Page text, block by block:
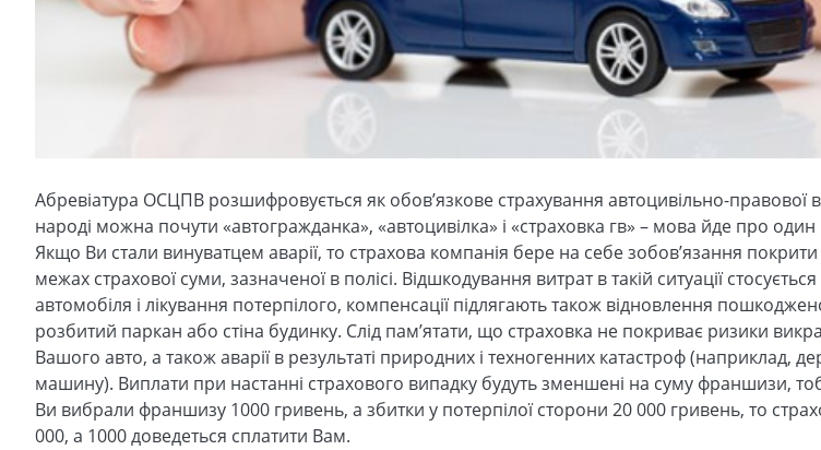
Абревіатура ОСЦПВ розшифровується як обов’язкове страхування автоцивільно-правової
народі можна почути «автогражданка», «автоцивілка» і «страховка гв» – мова йде про
Якщо Ви стали винуватцем аварії, то страхова компанія бере на себе зобов’язання покрити
межах страхової суми, зазначеної в полісі. Відшкодування витрат в такій ситуації
автомобіля і лікування потерпілого, компенсації підлягають також відновлення
розбитий паркан або стіна будинку. Слід пам’ятати, що страховка не покриває ризики
Вашого авто, а також аварії в результаті природних і техногенних катастроф (наприклад,
машину). Виплати при настанні страхового випадку будуть зменшені на суму франшизи,
Ви вибрали франшизу 1000 гривень, а збитки у потерпілої сторони 20 000 гривень, то
000, а 1000 доведеться сплатити Вам.